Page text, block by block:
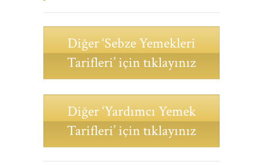
Diğer ‘Sebze Yemekleri
Tarifleri’ için tıklayınız
Diğer ‘Yardımcı Yemek
Tarifleri’ için tıklayınız